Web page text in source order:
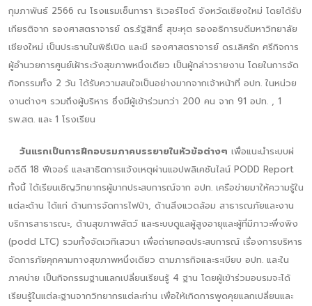
กุมภาพันธ์ 2566 ณ โรงแรมเซ็นทารา ริเวอร์ไซด์ จังหวัดเชียงใหม่ โดยได้รับ
เกียรติจาก รองศาสตราจารย์ ดร.รัฐสิทธิ์ สุขะหุต รองอธิการบดีมหาวิทยาลัย
เชียงใหม่ เป็นประธานในพิธีเปิด และมี รองศาสตราจารย์ ดร.เลิศรัก ศรีกิจการ
ผู้อำนวยการศูนย์เฝ้าระวังสุขภาพหนึ่งเดียว เป็นผู้กล่าวรายงาน โดยในการจัด
กิจกรรมทั้ง 2 วัน ได้รับความสนใจเป็นอย่างมากจากเจ้าหน้าที่ อปท. ในหน่วย
งานต่างๆ รวมถึงผู้บริหาร ซึ่งมีผู้เข้าร่วมกว่า 200 คน จาก 91 อปท. , 1
รพ.สต. และ 1 โรงเรียน
วันแรกเป็นการฝึกอบรมภาคบรรยายในหัวข้อต่างๆ เพื่อแนะนำระบบผ่
อดีดี 18 ฟีเจอร์ และสาธิตการแจ้งเหตุผ่านแอปพลิเคชันไลน์ PODD Report
ทั้งนี้ ได้เรียนเชิญวิทยากรผู้มากประสบการณ์จาก อปท. เครือข่ายมาให้ความรู้ใน
แต่ละด้าน ได้แก่ ด้านการจัดการไฟป่า, ด้านสิ่งแวดล้อม สาธารณภัยและงาน
บริการสาธารณะ, ด้านสุขภาพสัตว์ และระบบดูแลผู้สูงอายุและผู้ที่มีภาวะพึ่งพิง
(podd LTC) รวมทั้งจัดเวทีเสวนา เพื่อถ่ายทอดประสบการณ์ เรื่องการบริหาร
จัดการภัยคุกคามทางสุขภาพหนึ่งเดียว ตามภารกิจและระเบียบ อปท. และใน
ภาคบ่าย เป็นกิจกรรมฐานแลกเปลี่ยนเรียนรู้ 4 ฐาน โดยผู้เข้าร่วมอบรมจะได้
เรียนรู้ในแต่ละฐานจากวิทยากรแต่ละท่าน เพื่อให้เกิดการพูดคุยแลกเปลี่ยนและ